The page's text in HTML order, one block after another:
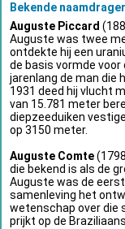
Bekende
Auguste Piccard
Auguste was twee
ontdekte hij een
de basis vormde
jarenlang de man die
1931 deed hij vlucht
van 15.781 meter
diepzeeduiken
op 3150 meter.
Auguste Comte
die bekend is als de
Auguste was de
samenleving het
wetenschap over die
prijkt op de